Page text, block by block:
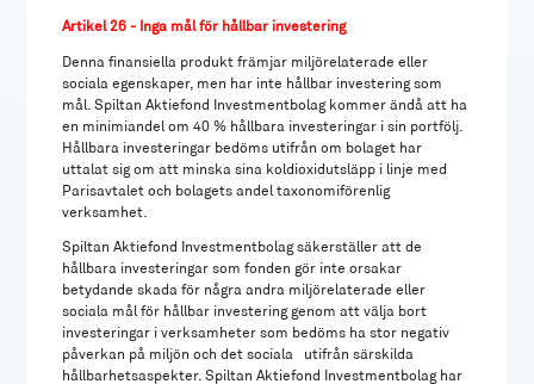
Artikel 26 - Inga mål för hållbar investering
Denna finansiella produkt främjar miljörelaterade eller
sociala egenskaper, men har inte hållbar investering som
mål. Spiltan Aktiefond Investmentbolag kommer ändå att ha
en minimiandel om 40 % hållbara investeringar i sin portfölj.
Hållbara investeringar bedöms utifrån om bolaget har
uttalat sig om att minska sina koldioxidutsläpp i linje med
Parisavtalet och bolagets andel taxonomiförenlig
verksamhet.
Spiltan Aktiefond Investmentbolag säkerställer att de
hållbara investeringar som fonden gör inte orsakar
betydande skada för några andra miljörelaterade eller
sociala mål för hållbar investering genom att välja bort
investeringar i verksamheter som bedöms ha stor negativ
påverkan på miljön och det sociala utifrån särskilda
hållbarhetsaspekter. Spiltan Aktiefond Investmentbolag har